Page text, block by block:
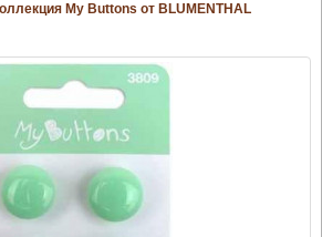
My Buttons от BLUMENTHAL